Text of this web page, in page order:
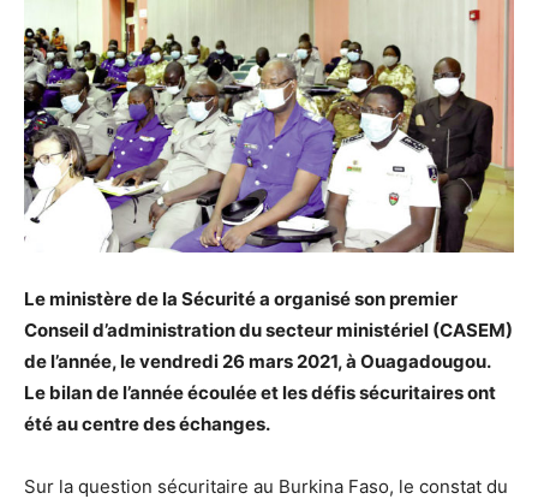
Le ministère de la Sécurité a organisé son premier
Conseil d’administration du secteur ministériel (CASEM)
de l’année, le vendredi 26 mars 2021, à Ouagadougou.
Le bilan de l’année écoulée et les défis sécuritaires ont
été au centre des échanges.
Sur la question sécuritaire au Burkina Faso, le constat du